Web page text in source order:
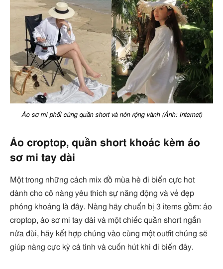
Áo sơ mi phối cùng quần short và nón rộng vành (Ảnh: Internet)
Áo croptop, quần short khoác kèm áo
sơ mi tay dài
Một trong những cách mix đồ mùa hè đi biển cực hot
dành cho cô nàng yêu thích sự năng động và vẻ đẹp
phóng khoáng là đây. Nàng hãy chuẩn bị 3 items gồm: áo
croptop, áo sơ mi tay dài và một chiếc quần short ngắn
nửa đùi, hãy kết hợp chúng vào cùng một outfit chúng sẽ
giúp nàng cực kỳ cá tính và cuốn hút khi đi biển đây.